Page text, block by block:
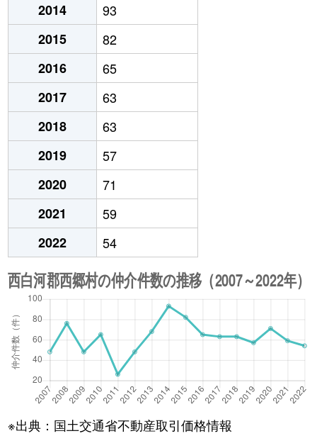
2014
93
2015
82
2016
65
2017
63
2018
63
2019
57
2020
71
2021
59
2022
54
※出典：国土交通省不動産取引価格情報